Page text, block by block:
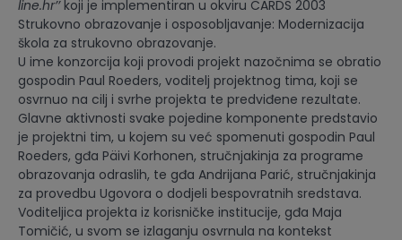
line.hr’’ koji je implementiran u okviru CARDS 2003
Strukovno obrazovanje i osposobljavanje: Modernizacija
škola za strukovno obrazovanje.
U ime konzorcija koji provodi projekt nazočnima se obratio
gospodin Paul Roeders, voditelj projektnog tima, koji se
osvrnuo na cilj i svrhe projekta te predviđene rezultate.
Glavne aktivnosti svake pojedine komponente predstavio
je projektni tim, u kojem su već spomenuti gospodin Paul
Roeders, gđa Päivi Korhonen, stručnjakinja za programe
obrazovanja odraslih, te gđa Andrijana Parić, stručnjakinja
za provedbu Ugovora o dodjeli bespovratnih sredstava.
Voditeljica projekta iz korisničke institucije, gđa Maja
Tomičić, u svom se izlaganju osvrnula na kontekst